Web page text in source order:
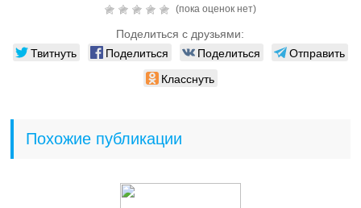
(пока оценок нет)
Поделиться с друзьями:
Твитнуть Поделиться Поделиться
Отправить
Класснуть
Похожие публикации